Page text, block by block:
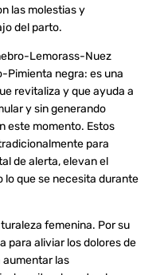
las molestias y
del parto.
Lemorass-Nuez
negra: es una
revitaliza y que ayuda a
y sin generando
este momento. Estos
para
de alerta, elevan el
lo que se necesita durante
femenina. Por su
para aliviar los dolores de
aumentar las